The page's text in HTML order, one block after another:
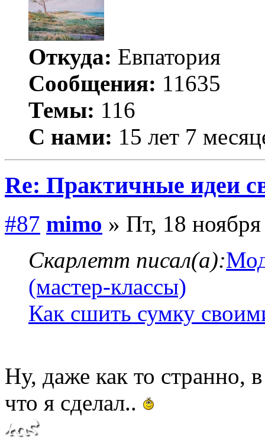
Откуда: Евпатория
Сообщения: 11635
Темы: 116
С нами: 15 лет 7
Re: Практичные идеи
#87 mimo » Пт, 18
Скарлетт писал(а):
(мастер-классы)
Как сшить сумку
Ну, даже как то странно,
что я сделал..